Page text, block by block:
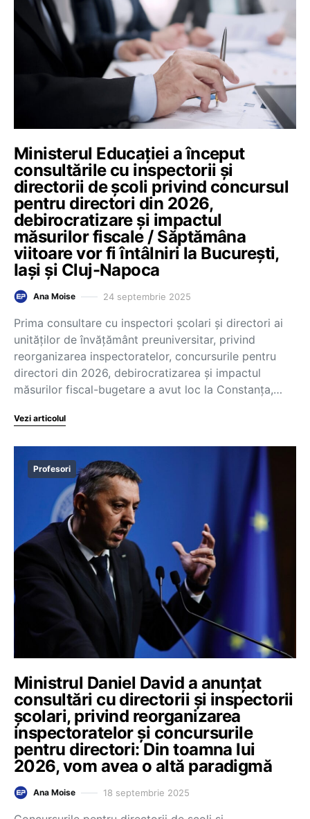
Ministerul Educației a început
consultările cu inspectorii și
directorii de școli privind concursul
pentru directori din 2026,
debirocratizare și impactul
măsurilor fiscale / Săptămâna
viitoare vor fi întâlniri la București,
Iași și Cluj-Napoca
Ana Moise 24 septembrie 2025
Prima consultare cu inspectori școlari și directori ai
unităților de învățământ preuniversitar, privind
reorganizarea inspectoratelor, concursurile pentru
directori din 2026, debirocratizarea și impactul
măsurilor fiscal-bugetare a avut loc la Constanța,…
Vezi articolul
Profesori
Ministrul Daniel David a anunțat
consultări cu directorii și inspectorii
școlari, privind reorganizarea
inspectoratelor și concursurile
pentru directori: Din toamna lui
2026, vom avea o altă paradigmă
Ana Moise 18 septembrie 2025